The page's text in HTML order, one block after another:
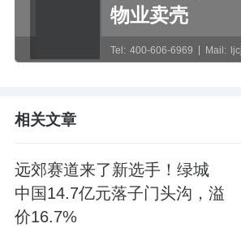
物业卖壳
Tel: 400-606-6969 Mail:
相关文章
远郊赛道来了新选手！绿城
中国14.7亿元落子门头沟，溢
价16.7%